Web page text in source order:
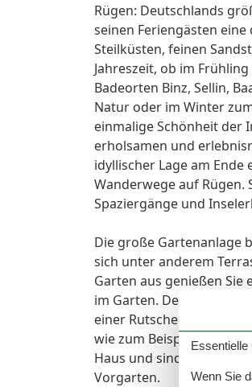
Rügen: Deutschlands
seinen Feriengästen
Steilküsten, feinen
Jahreszeit, ob im
Badeorten Binz, Sellin,
Natur oder im Winter
einmalige Schönheit der
erholsamen und
idyllischer Lage am
Wanderwege auf
Spaziergänge und
Die große Gartenanlage
sich unter anderem
Garten aus genießen
im Garten. Der
einer Rutsche und
wie zum Beispiel
Haus und sind für unsere
Vorgarten.
Essentielle
Wenn Sie